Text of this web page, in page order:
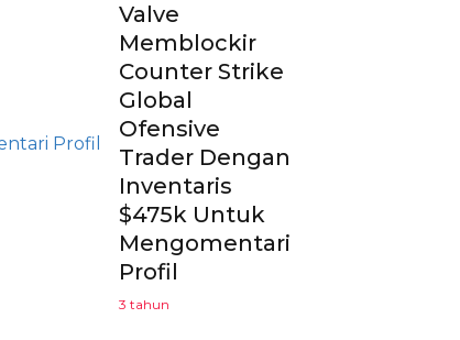
Valve
Memblockir
Counter Strike
Global
Ofensive
Trader Dengan
Inventaris
$475k Untuk
Mengomentari
Profil
3 tahun